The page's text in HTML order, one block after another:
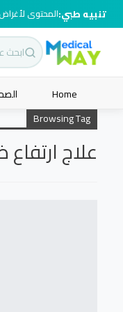
تنبيه طبي:المحتوى
Home
Browsing Tag
علاج